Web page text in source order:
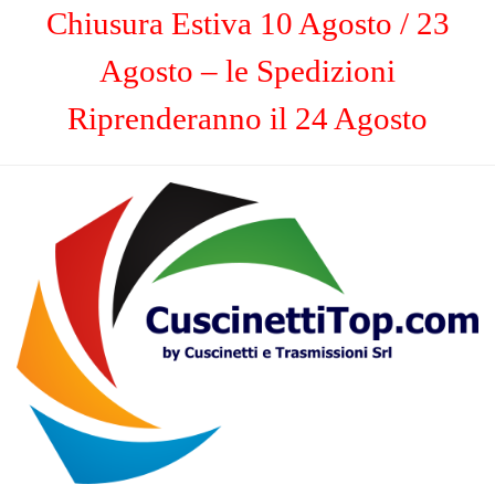
Chiusura Estiva 10 Agosto / 23
Agosto – le Spedizioni
Riprenderanno il 24 Agosto